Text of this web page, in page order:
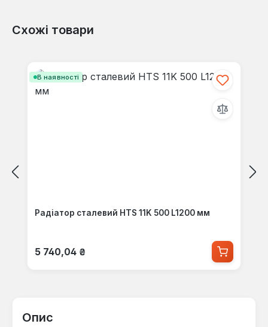
Схожі товари
В наявності
Радіатор сталевий HTS 11K 500 L1200 мм
Звичайна ціна:
5 740,04 ₴
Опис